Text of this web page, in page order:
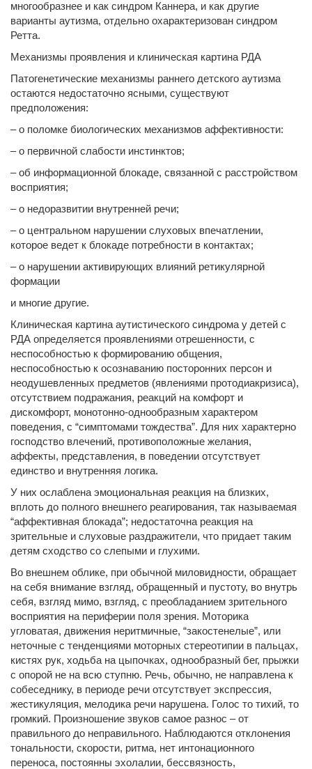
многообразнее и как синдром Каннера, и как другие
варианты аутизма, отдельно охарактеризован синдром
Ретта.
Механизмы проявления и клиническая картина РДА
Патогенетические механизмы раннего детского аутизма
остаются недостаточно ясными, существуют
предположения:
– о поломке биологических механизмов аффективности:
– о первичной слабости инстинктов;
– об информационной блокаде, связанной с расстройством
восприятия;
– о недоразвитии внутренней речи;
– о центральном нарушении слуховых впечатлении,
которое ведет к блокаде потребности в контактах;
– о нарушении активирующих влияний ретикулярной
формации
и многие другие.
Клиническая картина аутистического синдрома у детей с
РДА определяется проявлениями отрешенности, с
неспособностью к формированию общения,
неспособностью к осознаванию посторонних персон и
неодушевленных предметов (явлениями протодиакризиса),
отсутствием подражания, реакций на комфорт и
дискомфорт, монотонно-однообразным характером
поведения, с “симптомами тождества”. Для них характерно
господство влечений, противоположные желания,
аффекты, представления, в поведении отсутствует
единство и внутренняя логика.
У них ослаблена эмоциональная реакция на близких,
вплоть до полного внешнего реагирования, так называемая
“аффективная блокада”; недостаточна реакция на
зрительные и слуховые раздражители, что придает таким
детям сходство со слепыми и глухими.
Во внешнем облике, при обычной миловидности, обращает
на себя внимание взгляд, обращенный и пустоту, во внутрь
себя, взгляд мимо, взгляд, с преобладанием зрительного
восприятия на периферии поля зрения. Моторика
угловатая, движения неритмичные, “закостенелые”, или
неточные с тенденциями моторных стереотипии в пальцах,
кистях рук, ходьба на цыпочках, однообразный бег, прыжки
с опорой не на всю ступню. Речь, обычно, не направлена к
собеседнику, в периоде речи отсутствует экспрессия,
жестикуляция, мелодика речи нарушена. Голос то тихий, то
громкий. Произношение звуков самое разнос – от
правильного до неправильного. Наблюдаются отклонения
тональности, скорости, ритма, нет интонационного
переноса, постоянны эхолалии, бессвязность,